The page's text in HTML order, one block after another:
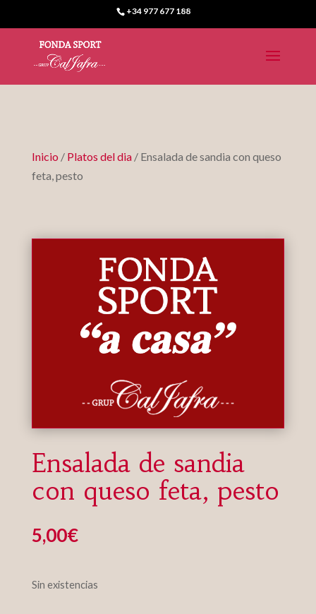
+34 977 677 188
Inicio / Platos del dia/ Ensalada de sandia con queso
feta, pesto
Ensalada de sandia
con queso feta, pesto
5,00€
Sin existencias